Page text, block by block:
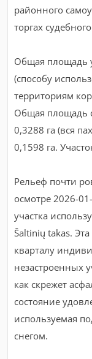
районного
торгах
Общая площадь
(способу
территориям
Общая площадь
0,3288 га (вся
0,1598 га.
Рельеф почти
осмотре 2026-
участка
Šaltinių takas.
кварталу
незастроенных
как скрежет
состояние
используемая
снегом.